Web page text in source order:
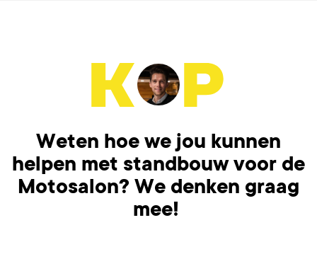
Weten hoe we jou kunnen
helpen met standbouw voor de
Motosalon? We denken graag
mee!